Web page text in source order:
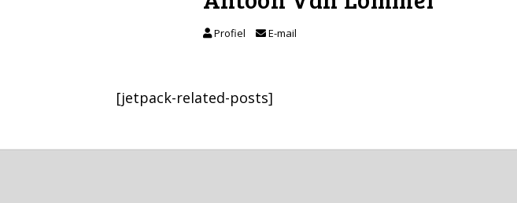
Profiel E-mail
[jetpack-related-posts]